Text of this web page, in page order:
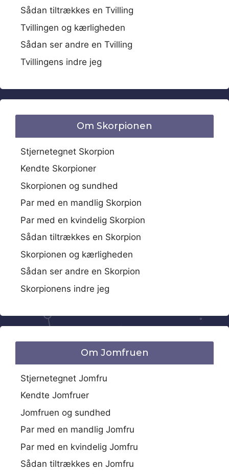
Sådan tiltrækkes en Tvilling
Tvillingen og kærligheden
Sådan ser andre en Tvilling
Tvillingens indre jeg
Om Skorpionen
Stjernetegnet Skorpion
Kendte Skorpioner
Skorpionen og sundhed
Par med en mandlig Skorpion
Par med en kvindelig Skorpion
Sådan tiltrækkes en Skorpion
Skorpionen og kærligheden
Sådan ser andre en Skorpion
Skorpionens indre jeg
Om Jomfruen
Stjernetegnet Jomfru
Kendte Jomfruer
Jomfruen og sundhed
Par med en mandlig Jomfru
Par med en kvindelig Jomfru
Sådan tiltrækkes en Jomfru